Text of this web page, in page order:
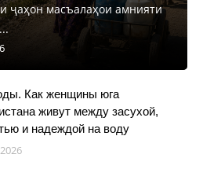
ҷаҳон масъалаҳои амнияти
Как женщины юга
живут между засухой,
и надеждой на воду